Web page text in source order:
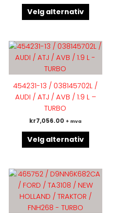
Velg alternativ
454231-13 / 038145702L /
AUDI / ATJ / AVB / 1.9 L –
TURBO
kr7,056.00 + mva
Velg alternativ
Dette
flere
Dette
har